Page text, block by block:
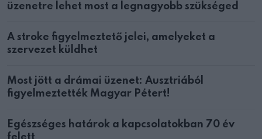
üzenetre lehet most a legnagyobb szükséged
A stroke figyelmeztető jelei, amelyeket a
szervezet küldhet
Most jött a drámai üzenet: Ausztriából
figyelmeztették Magyar Pétert!
Egészséges határok a kapcsolatokban 70 év